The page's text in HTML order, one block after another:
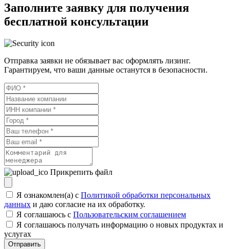
Заполните заявку для получения
бесплатной консультации
Отправка заявки не обязывает вас оформлять лизинг.
Гарантируем, что ваши данные останутся в безопасности.
Прикрепить файл
Я ознакомлен(а) с Политикой обработки персональных
данных и даю согласие на их обработку.
Я соглашаюсь c Пользовательским соглашением
Я соглашаюсь получать информацию о новых продуктах и
услугах
Отправить